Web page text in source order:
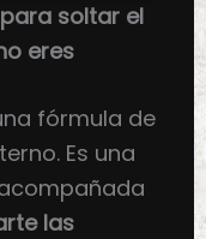
soltar el
eres
fórmula de
Es una
las